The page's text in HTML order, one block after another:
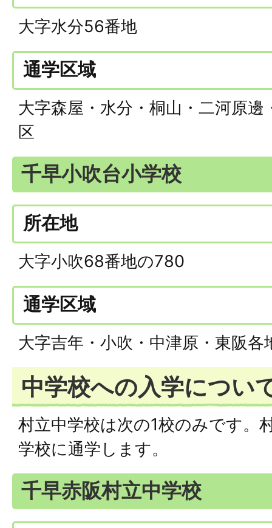
大字水分56番地
通学区域
大字森屋・水分・桐山・二河原邊
区
千早小吹台小学校
所在地
大字小吹68番地の780
通学区域
大字吉年・小吹・中津原・東阪各
中学校への入学につい
村立中学校は次の1校のみです。
学校に通学します。
千早赤阪村立中学校